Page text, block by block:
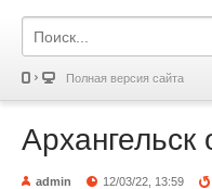
Полная версия сайта
Архангельск
admin 12/03/22, 13:59